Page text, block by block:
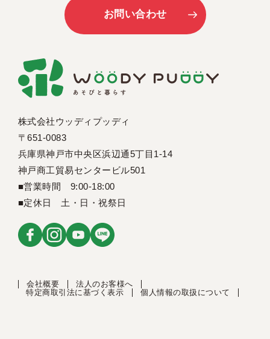
株式会社ウッディプッディ
〒651-0083
兵庫県神戸市中央区浜辺通5丁目1-14
神戸商工貿易センタービル501
■営業時間 9:00-18:00
■定休日 土・日・祝祭日
お問い合わせ
会社概要
法人のお客様へ
特定商取引法に基づく表示
個人情報の取扱について